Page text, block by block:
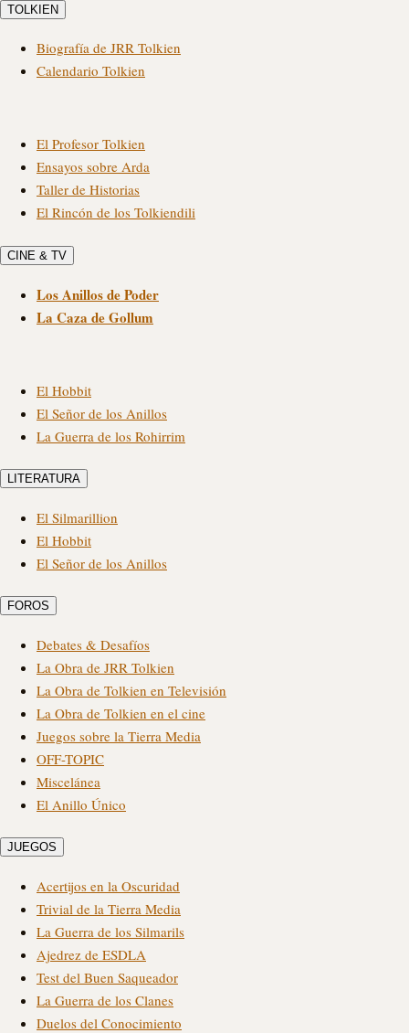
TOLKIEN
Biografía de JRR Tolkien
Calendario Tolkien
El Profesor Tolkien
Ensayos sobre Arda
Taller de Historias
El Rincón de los Tolkiendili
CINE & TV
Los Anillos de Poder
La Caza de Gollum
El Hobbit
El Señor de los Anillos
La Guerra de los Rohirrim
LITERATURA
El Silmarillion
El Hobbit
El Señor de los Anillos
FOROS
Debates & Desafíos
La Obra de JRR Tolkien
La Obra de Tolkien en Televisión
La Obra de Tolkien en el cine
Juegos sobre la Tierra Media
OFF-TOPIC
Miscelánea
El Anillo Único
JUEGOS
Acertijos en la Oscuridad
Trivial de la Tierra Media
La Guerra de los Silmarils
Ajedrez de ESDLA
Test del Buen Saqueador
La Guerra de los Clanes
Duelos del Conocimiento